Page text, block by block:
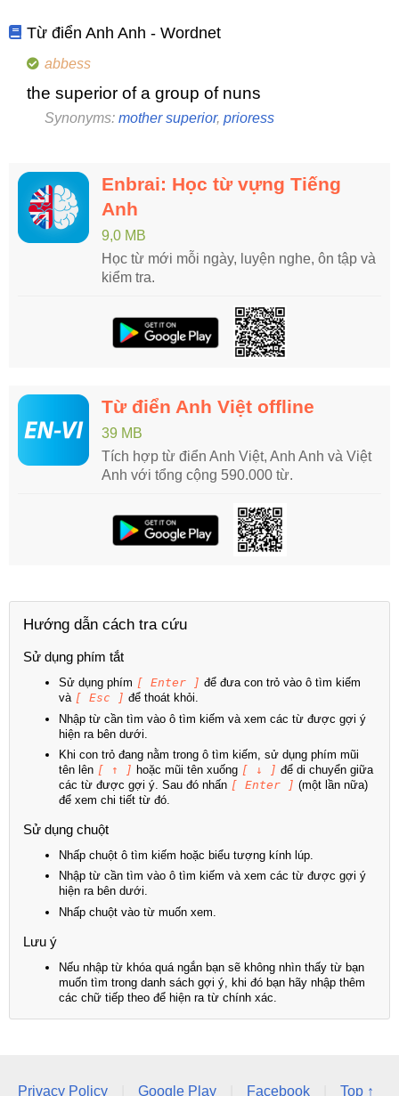
Từ điển Anh Anh - Wordnet
abbess
the superior of a group of nuns
Synonyms: mother superior, prioress
Enbrai: Học từ vựng Tiếng
Anh
9,0 MB
Học từ mới mỗi ngày, luyện nghe, ôn tập và
kiểm tra.
Từ điển Anh Việt offline
39 MB
Tích hợp từ điển Anh Việt, Anh Anh và Việt
Anh với tổng cộng 590.000 từ.
Hướng dẫn cách tra cứu
Sử dụng phím tắt
Sử dụng phím [ Enter ] để đưa con trỏ vào ô tìm kiếm
và [ Esc ] để thoát khỏi.
Nhập từ cần tìm vào ô tìm kiếm và xem các từ được gợi ý
hiện ra bên dưới.
Khi con trỏ đang nằm trong ô tìm kiếm, sử dụng phím mũi
tên lên [ ↑ ] hoặc mũi tên xuống [ ↓ ] để di chuyển giữa
các từ được gợi ý. Sau đó nhấn [ Enter ] (một lần nữa)
để xem chi tiết từ đó.
Sử dụng chuột
Nhấp chuột ô tìm kiếm hoặc biểu tượng kính lúp.
Nhập từ cần tìm vào ô tìm kiếm và xem các từ được gợi ý
hiện ra bên dưới.
Nhấp chuột vào từ muốn xem.
Lưu ý
Nếu nhập từ khóa quá ngắn bạn sẽ không nhìn thấy từ bạn
muốn tìm trong danh sách gợi ý, khi đó bạn hãy nhập thêm
các chữ tiếp theo để hiện ra từ chính xác.
Privacy Policy Google Play Facebook Top ↑